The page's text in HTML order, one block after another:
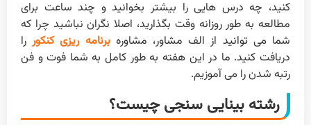
کنید، چه درس هایی را بیشتر بخوانید و چند ساعت برای
مطالعه به طور روزانه وقت بگذارید، اصلا نگران نباشید چرا که
شما می توانید از الف مشاور، مشاورهبرنامه ریزی کنکوررا
دریافت کنید. ما در این هفته به طور کامل به شما فوت و فن
رتبه شدن را می آموزیم.
رشته بینایی سنجی چیست؟